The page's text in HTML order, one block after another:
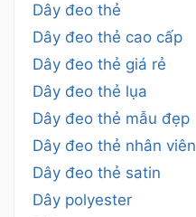
Dây đeo thẻ
Dây đeo thẻ cao cấp
Dây đeo thẻ giá rẻ
Dây đeo thẻ lụa
Dây đeo thẻ mẫu đẹp
Dây đeo thẻ nhân viên
Dây đeo thẻ satin
Dây polyester